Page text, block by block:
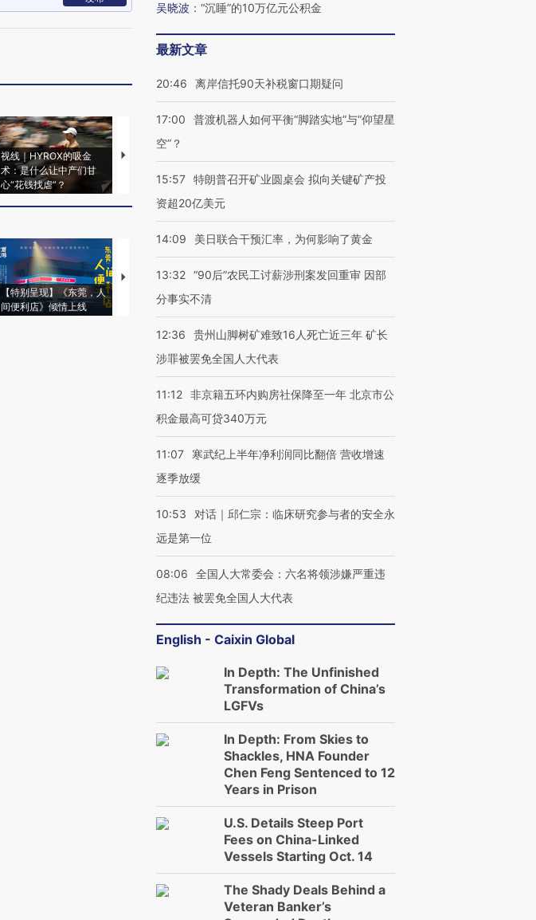
视线｜HYROX的吸金
术：是什么让中产们甘
心“花钱找虐”？
马航飞行员跨国走私7万
育部长拱下台
飞地休达
【特别呈现】《东莞，人
间便利店》倾情上线
【推广】走进第四届链博
会，让数智科技“链”接产
【商旅对话】华住集团
吴晓波 ： “沉睡”的10万亿元公积金
最新文章
20:46 离岸信托90天补税窗口期疑问
17:00
普渡机器人如何平衡“脚踏实地”与“仰望星
空”？
15:57 特朗普召开矿业圆桌会 拟向关键矿产投
资超20亿美元
14:09 美日联合干预汇率，为何影响了黄金
13:32 “90后”农民工讨薪涉刑案发回重审 因部
分事实不清
12:36
贵州山脚树矿难致16人死亡近三年 矿长
涉罪被罢免全国人大代表
11:12 非京籍五环内购房社保降至一年 北京市公
积金最高可贷340万元
11:07
寒武纪上半年净利润同比翻倍 营收增速
逐季放缓
10:53
对话｜邱仁宗：临床研究参与者的安全永
远是第一位
08:06
全国人大常委会：六名将领涉嫌严重违
纪违法 被罢免全国人大代表
English - Caixin Global
In Depth: The Unfinished
Transformation of China’s
LGFVs
In Depth: From Skies to
Shackles, HNA Founder
Chen Feng Sentenced to 12
Years in Prison
U.S. Details Steep Port
Fees on China-Linked
Vessels Starting Oct. 14
The Shady Deals Behind a
Veteran Banker’s